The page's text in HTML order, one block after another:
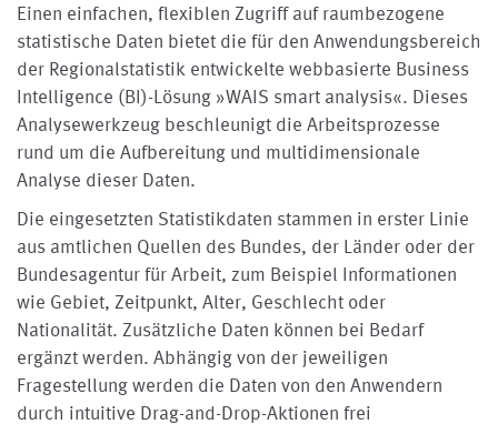
Einen einfachen, flexiblen Zugriff auf raumbezogene
statistische Daten bietet die für den Anwendungsbereich
der Regionalstatistik entwickelte webbasierte Business
Intelligence (BI)-Lösung »WAIS smart analysis«. Dieses
Analysewerkzeug beschleunigt die Arbeitsprozesse
rund um die Aufbereitung und multidimensionale
Analyse dieser Daten.
Die eingesetzten Statistikdaten stammen in erster Linie
aus amtlichen Quellen des Bundes, der Länder oder der
Bundesagentur für Arbeit, zum Beispiel Informationen
wie Gebiet, Zeitpunkt, Alter, Geschlecht oder
Nationalität. Zusätzliche Daten können bei Bedarf
ergänzt werden. Abhängig von der jeweiligen
Fragestellung werden die Daten von den Anwendern
durch intuitive Drag-and-Drop-Aktionen frei